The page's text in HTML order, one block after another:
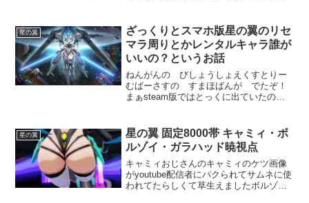
で、まだボルゾイの半分以下ですね。で
もコア銘刻はフルオー...
星の翼
ざっくりとスマホ版星の翼のリセ
マラ周りとかレンタルキャラ誰が
いいの？というお話
ねんがんの びしょうしょえくすとりー
むばーさすの すまほばんが でたぞ！
まぁsteam版ではとっくに出ていたので
みに現状だとsteamとスマホの引継ぎは
不可能です。どん...
星の翼
星の翼 固定8000帯 キャミィ・ボ
ルゾイ・ガラハッド暁視点
キャミィおじさんのキャミィのケツ画像
がyoutube配信者にパクられてサムネに使
われてたらしくて草生えましたボルゾイ